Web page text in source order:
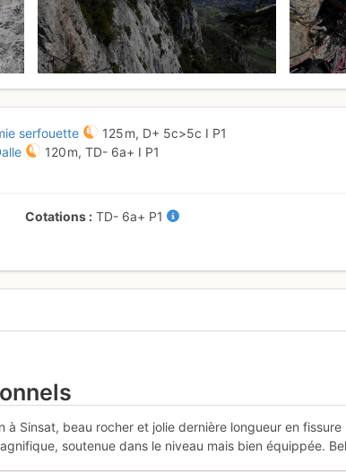
serfouette 125 m, D+ 5c>5c I P1
120 m,TD- 6a+ I P1
Cotations TD- 6a+ P1
à Sinsat, beau rocher et jolie dernière longueur en fissure
soutenue dans le niveau mais bien équippée.